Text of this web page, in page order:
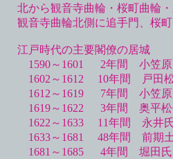
北から観音寺曲輪・桜町曲輪・
観音寺曲輪北側に追手門、桜町
江戸時代の主要閣僚の居城
1590～1601 2年間 小笠
1602～1612 10年間 戸田
1612～1619 7年間 小笠
1619～1622 3年間 奥平松
1622～1633 11年間 永
1633～1681 48年間 前期
1681～1685 4年間 堀田